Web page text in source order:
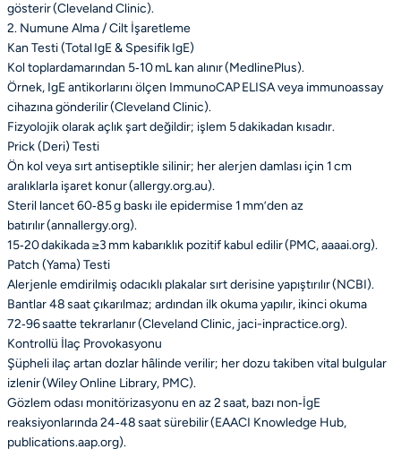
gösterir (Cleveland Clinic).
2. Numune Alma / Cilt İşaretleme
Kan Testi (Total IgE & Spesifik IgE)
Kol toplardamarından 5‑10 mL kan alınır (MedlinePlus).
Örnek, IgE antikorlarını ölçen ImmunoCAP ELISA veya immunoassay
cihazına gönderilir (Cleveland Clinic).
Fizyolojik olarak açlık şart değildir; işlem 5 dakikadan kısadır.
Prick (Deri) Testi
Ön kol veya sırt antiseptikle silinir; her alerjen damlası için 1 cm
aralıklarla işaret konur (allergy.org.au).
Steril lancet 60‑85 g baskı ile epidermise 1 mm’den az
batırılır (annallergy.org).
15‑20 dakikada ≥3 mm kabarıklık pozitif kabul edilir (PMC, aaaai.org).
Patch (Yama) Testi
Alerjenle emdirilmiş odacıklı plakalar sırt derisine yapıştırılır (NCBI).
Bantlar 48 saat çıkarılmaz; ardından ilk okuma yapılır, ikinci okuma
72‑96 saatte tekrarlanır (Cleveland Clinic, jaci-inpractice.org).
Kontrollü İlaç Provokasyonu
Şüpheli ilaç artan dozlar hâlinde verilir; her dozu takiben vital bulgular
izlenir (Wiley Online Library, PMC).
Gözlem odası monitörizasyonu en az 2 saat, bazı non‑İgE
reaksiyonlarında 24‑48 saat sürebilir (EAACI Knowledge Hub,
publications.aap.org).